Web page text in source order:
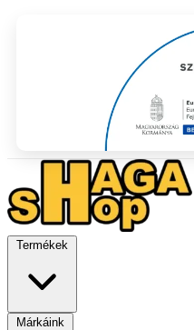
Termékek
Márkáink